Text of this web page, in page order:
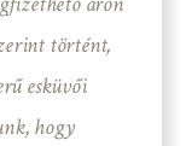
történt,
esküvői
hogy